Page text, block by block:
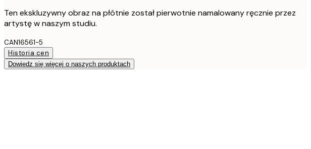
Ten ekskluzywny obraz na płótnie został pierwotnie namalowany ręcznie przez
artystę w naszym studiu.
CAN16561-5
Historia cen
Dowiedz się więcej o naszych produktach